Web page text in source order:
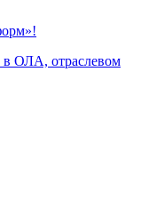
в ОЛА, отраслевом